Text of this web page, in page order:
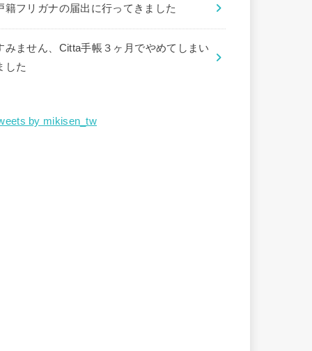
籍フリガナの届出に行ってきました
みません、Citta手帳３ヶ月でやめてしまい
した
by mikisen_tw